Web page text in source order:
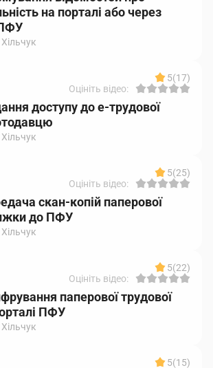
на порталі або через
5(17)
Оцініть відео:
доступу до е-трудової
5(25)
Оцініть відео:
скан-копій паперової
до ПФУ
5(22)
Оцініть відео:
паперової трудової
ПФУ
5(15)